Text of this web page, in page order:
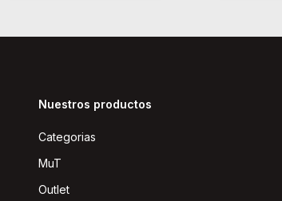
Nuestros productos
Categorias
MuT
Outlet